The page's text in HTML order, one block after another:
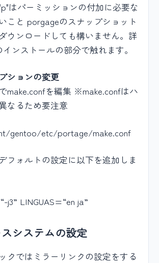
はパーミッションの付加に必要な
こと porgageのスナップショット
ウンロードしても構いません。詳
ンストールの部分で触れます。
ションの変更
make.confを編集 ※make.confはハ
なるため要注意
gentoo/etc/portage/make.conf
フォルトの設定に以下を追加しま
j3” LINGUAS=“en ja”
システムの設定
クではミラーリンクの設定をする